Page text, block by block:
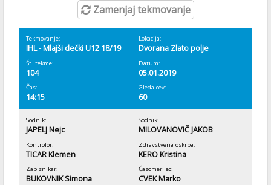
Zamenjaj tekmovanje
Tekmovanje:
IHL - Mlajši dečki U12 18/19
Lokacija:
Dvorana Zlato polje
Št. tekme:
104
Datum:
05.01.2019
Čas:
14:15
Gledalcev:
60
Sodnik:
JAPELJ Nejc
Sodnik:
MILOVANOVIČ JAKOB
Kontrolor:
TICAR Klemen
Zdravstvena oskrba:
KERO Kristina
Zapisnikar:
BUKOVNIK Simona
Časomerilec:
CVEK Marko